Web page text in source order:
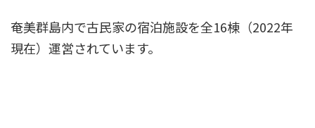
奄美群島内で古民家の宿泊施設を全16棟（2022年
現在）運営されています。